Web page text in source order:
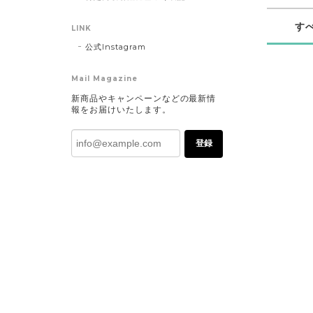
す
LINK
公式Instagram
Mail Magazine
新商品やキャンペーンなどの最新情
報をお届けいたします。
登録